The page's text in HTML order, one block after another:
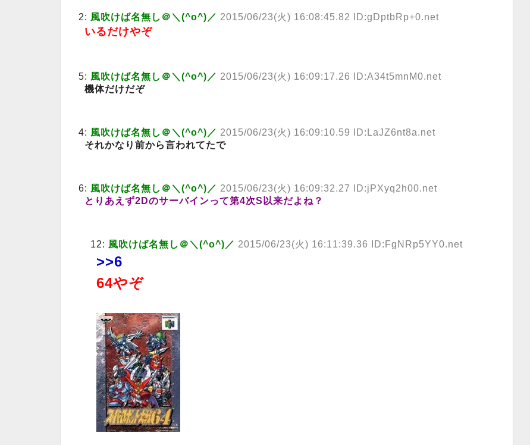
2: 風吹けば名無し＠＼(^o^)／ 2015/06/23(火) 16:08:45.82 ID:gDptbRp+0.net
いるだけやぞ
5: 風吹けば名無し＠＼(^o^)／ 2015/06/23(火) 16:09:17.26 ID:A34t5mnM0.net
機体だけだぞ
4: 風吹けば名無し＠＼(^o^)／ 2015/06/23(火) 16:09:10.59 ID:LaJZ6nt8a.net
それかなり前から言われてたで
6: 風吹けば名無し＠＼(^o^)／ 2015/06/23(火) 16:09:32.27 ID:jPXyq2h00.net
とりあえず2Dのサーバインって第4次S以来だよね？
12: 風吹けば名無し＠＼(^o^)／ 2015/06/23(火) 16:11:39.36 ID:FgNRp5YY0.net
>>6
64やぞ